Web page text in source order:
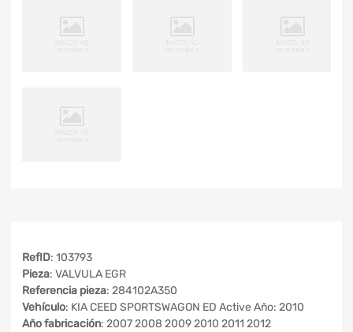
RefID: 103793
Pieza: VALVULA EGR
Referencia pieza: 284102A350
Vehículo: KIA CEED SPORTSWAGON ED Active Año: 2010
Año fabricación: 2007 2008 2009 2010 2011 2012